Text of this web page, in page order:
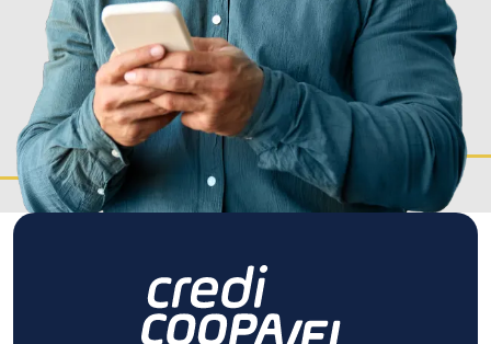
Cooperar para produzir: como fortalecer o pequeno
agricultor
Leia a matéria!